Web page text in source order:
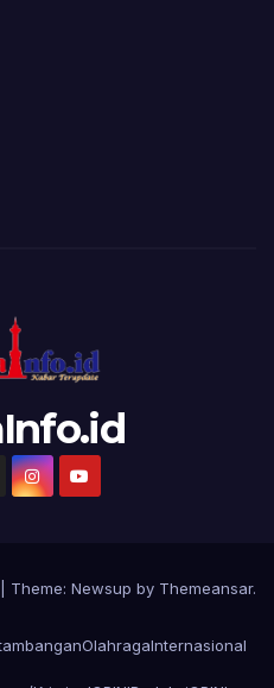
Theme: Newsup by Themeansar.
OlahragaInternasional